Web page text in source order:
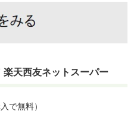
天西友ネットスーパー
で無料）